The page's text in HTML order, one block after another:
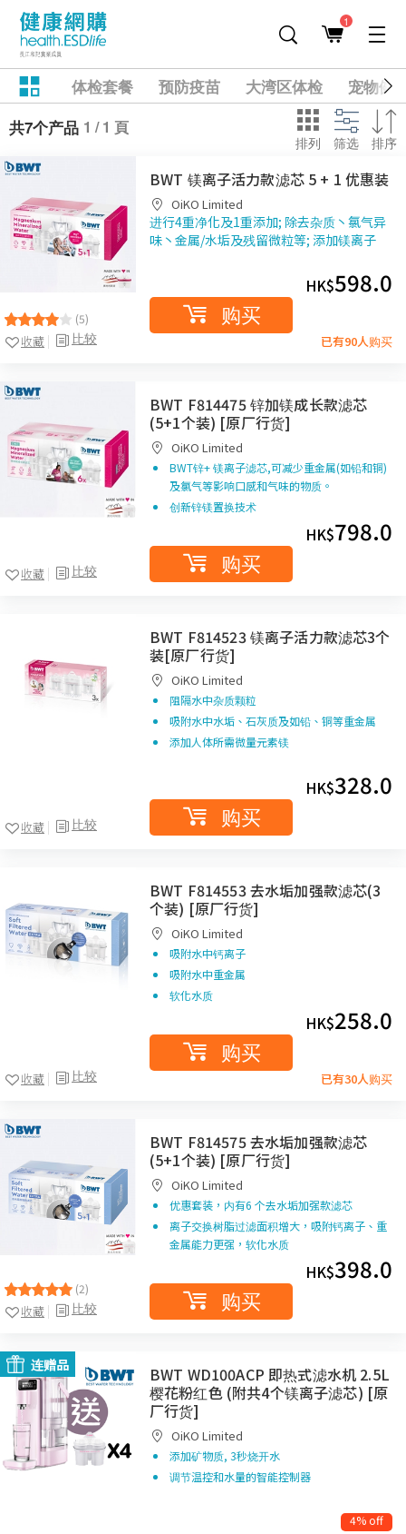
1
体检套餐 预防疫苗 大湾区体检
宠物健
共7个产品 1 / 1 頁
排列 筛选 排序
(5)
比较
收藏
BWT 镁离子活力款滤芯 5 + 1 优惠装
OiKO Limited
进行4重净化及1重添加; 除去杂质丶氯气异
味丶金属/水垢及残留微粒等; 添加镁离子
HK$598.0
购买
已有90人购买
比较
收藏
BWT F814475 锌加镁成长款滤芯
(5+1个装) [原厂行货]
OiKO Limited
BWT锌+ 镁离子滤芯,可减少重金属(如铅和铜)
及氯气等影响口感和气味的物质。
创新锌镁置换技术
HK$798.0
购买
比较
收藏
BWT F814523 镁离子活力款滤芯3个
装[原厂行货]
OiKO Limited
阻隔水中杂质颗粒
吸附水中水垢、石灰质及如铅、铜等重金属
添加人体所需微量元素镁
HK$328.0
购买
比较
收藏
BWT F814553 去水垢加强款滤芯(3
个装) [原厂行货]
OiKO Limited
吸附水中钙离子
吸附水中重金属
软化水质
HK$258.0
购买
已有30人购买
(2)
比较
收藏
BWT F814575 去水垢加强款滤芯
(5+1个装) [原厂行货]
OiKO Limited
优惠套装，内有6 个去水垢加强款滤芯
离子交换树脂过滤面积增大，吸附钙离子、重
金属能力更强，软化水质
HK$398.0
购买
连赠品
BWT WD100ACP 即热式滤水机 2.5L
樱花粉红色 (附共4个镁离子滤芯) [原
厂行货]
OiKO Limited
添加矿物质, 3秒烧开水
调节温控和水量的智能控制器
4% off